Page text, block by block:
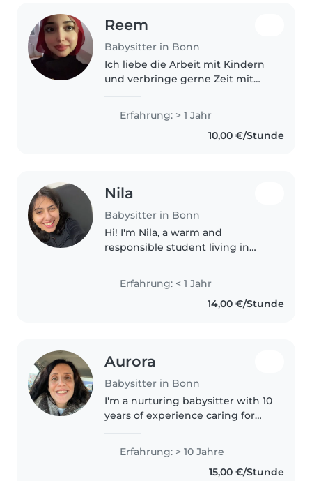
Reem
Babysitter in Bonn
Ich liebe die Arbeit mit Kindern
und verbringe gerne Zeit mit
Kindergarten gearbeitet und
dadurch wertvolle Erfahrungen
im Umgang mit Kindern
Erfahrung: > 1 Jahr
10,00 €/Stunde
Nila
Babysitter in Bonn
Hi! I'm Nila, a warm and
responsible student living in
children and naturally get along
very well with them. Ever since I
was younger, I enjoyed
Erfahrung: < 1 Jahr
14,00 €/Stunde
Aurora
Babysitter in Bonn
I'm a nurturing babysitter with 10
years of experience caring for
supporting kids with ADHD
through creative activities..
Erfahrung: > 10 Jahre
15,00 €/Stunde